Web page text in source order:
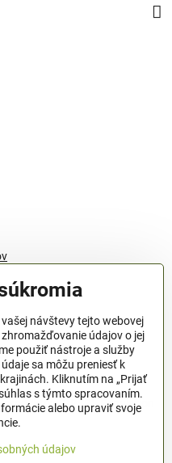
S.R.O
(GPSR), Regulation
návštevy tejto webovej
údajov o jej
použiť nástroje a služby
sa môžu preniesť k
Kliknutím na „Prijať
s týmto spracovaním.
alebo upraviť svoje
údajov